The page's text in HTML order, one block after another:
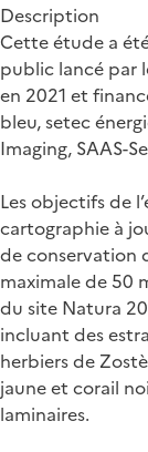
Description
Cette étude a
public lancé par
en 2021 et
bleu, setec
Imaging, SAAS-
Les objectifs de
cartographie à
de conservation
maximale de 50
du site Natura
incluant des
herbiers de
jaune et corail
laminaires.